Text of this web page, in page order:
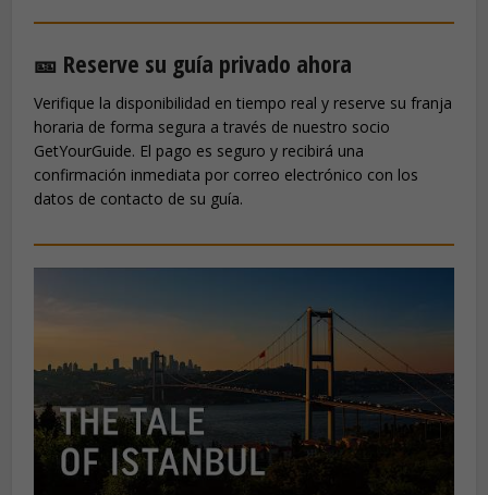
🎫 Reserve su guía privado ahora
Verifique la disponibilidad en tiempo real y reserve su franja
horaria de forma segura a través de nuestro socio
GetYourGuide. El pago es seguro y recibirá una
confirmación inmediata por correo electrónico con los
datos de contacto de su guía.